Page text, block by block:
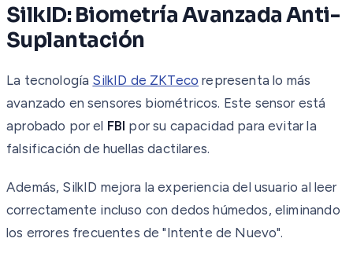
SilkID: Biometría Avanzada Anti-
Suplantación
La tecnología SilkID de ZKTeco representa lo más
avanzado en sensores biométricos. Este sensor está
aprobado por el FBI por su capacidad para evitar la
falsificación de huellas dactilares.
Además, SilkID mejora la experiencia del usuario al leer
correctamente incluso con dedos húmedos, eliminando
los errores frecuentes de "Intente de Nuevo".